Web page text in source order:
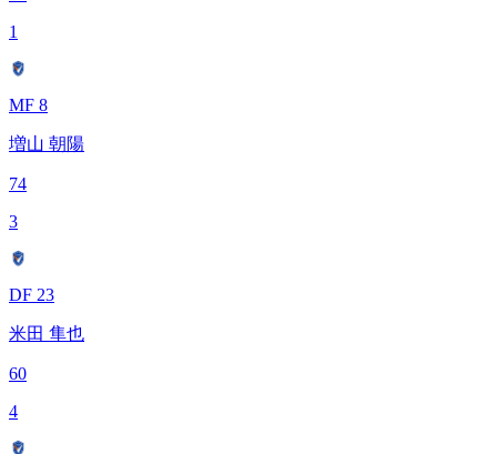
1
MF 8
増山 朝陽
74
3
DF 23
米田 隼也
60
4